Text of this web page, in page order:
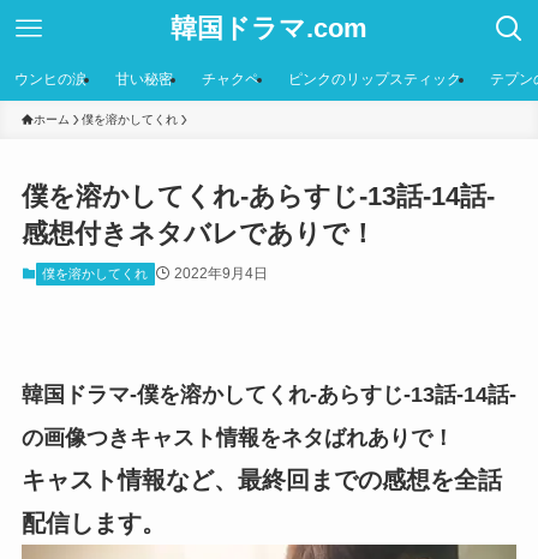
韓国ドラマ.com
ウンヒの涙 甘い秘密 チャクペ ピンクのリップスティック テプン
ホーム 僕を溶かしてくれ
僕を溶かしてくれ-あらすじ-13話-14話-
感想付きネタバレでありで！
僕を溶かしてくれ 2022年9月4日
韓国ドラマ-僕を溶かしてくれ-あらすじ-13話-14話-
の画像つきキャスト情報をネタばれありで！
キャスト情報など、最終回までの感想を全話
配信します。